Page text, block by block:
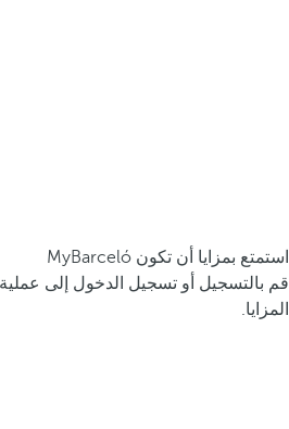
استمتع بمزايا أن تكون MyBarceló
قم بالتسجيل أو تسجيل الدخول إلى
المزايا.